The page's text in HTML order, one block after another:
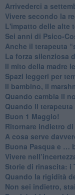
​Arrivederci a
​Vivere secondo la
​L'impatto delle alte
Sei anni di Psico-
​Anche il terapeuta
​La forza silenziosa
​Il mito della madre
Spazi leggeri per
Il bambino, il
​Quando cambia il
​Quando il
​Buon 1 Maggio!
Ritornare indietro di
​A cosa serve
​Buona Pasqua e …
​Vivere
​Storie di rinascita: i
​Quando la rigidità
​Non sei indietro,